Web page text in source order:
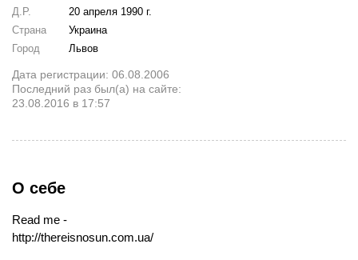
Д.Р.
20 апреля 1990 г.
Страна
Украина
Город
Львов
Дата регистрации: 06.08.2006
Последний раз был(а) на сайте:
23.08.2016 в 17:57
О себе
Read me -
http://thereisnosun.com.ua/